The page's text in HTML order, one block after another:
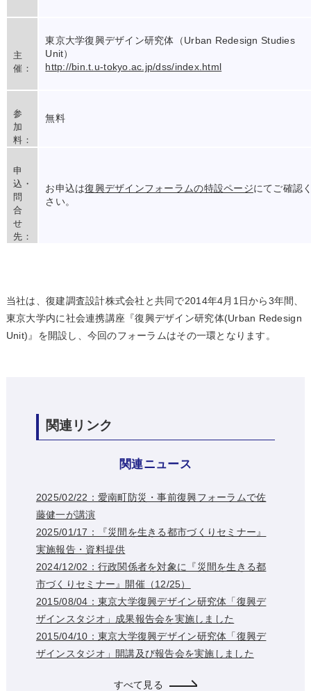
主
催：
東京大学復興デザイン研究体（Urban Redesign Studies
Unit）
http://bin.t.u-tokyo.ac.jp/dss/index.html
参
加
料：
無料
申
込・
問
合
せ
先：
お申込は復興デザインフォーラムの特設ページにてご確認
さい。
当社は、復建調査設計株式会社と共同で2014年4月1日から3年間、
東京大学内に社会連携講座『復興デザイン研究体(Urban Redesign
Unit)』を開設し、今回のフォーラムはその一環となります。
関連リンク
関連ニュース
2025/02/22：愛南町防災・事前復興フォーラムで佐
藤健一が講演
2025/01/17：『災間を生きる都市づくりセミナー』
実施報告・資料提供
2024/12/02：行政関係者を対象に『災間を生きる都
市づくりセミナー』開催（12/25）
2015/08/04：東京大学復興デザイン研究体「復興デ
ザインスタジオ」成果報告会を実施しました
2015/04/10：東京大学復興デザイン研究体「復興デ
ザインスタジオ」開講及び報告会を実施しました
すべて見る